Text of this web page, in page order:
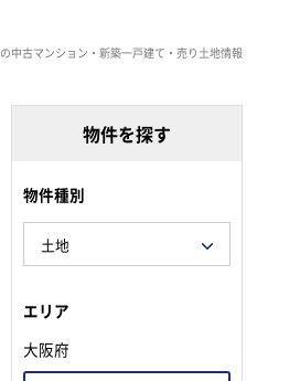
中古マンション・新築一戸建て・売り土地情報
物件を探す
物件種別
エリア
大阪府